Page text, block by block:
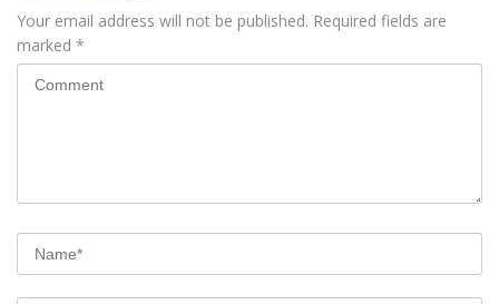
Your email address will not be published. Required fields are
marked *